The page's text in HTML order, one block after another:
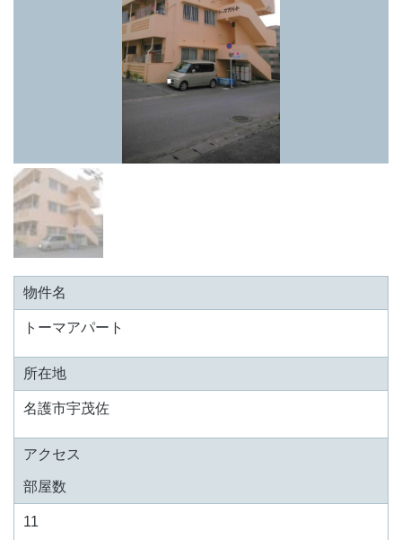
物件名
トーマアパート
所在地
名護市宇茂佐
アクセス
部屋数
11